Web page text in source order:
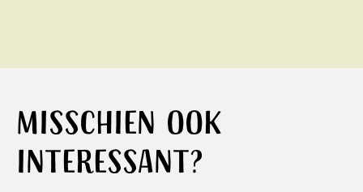
Misschien ook
interessant?